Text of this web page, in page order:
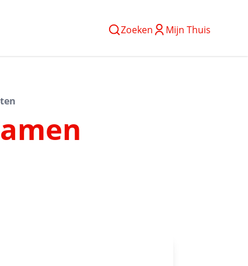
Zoeken Mijn Thuis